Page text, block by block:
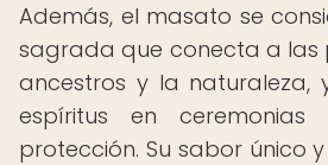
Además, el masato se
sagrada que conecta a las
ancestros y la naturaleza,
espíritus en
protección. Su sabor único